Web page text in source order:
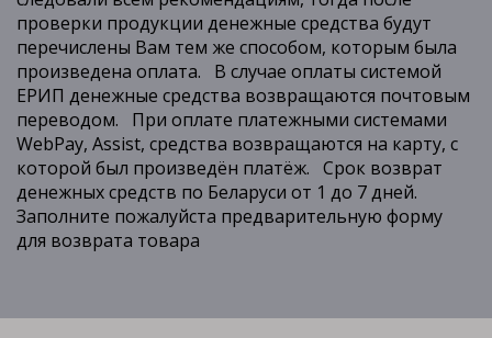
проверки продукции денежные средства будут
перечислены Вам тем же способом, которым была
произведена оплата. В случае оплаты системой
ЕРИП денежные средства возвращаются почтовым
переводом. При оплате платежными системами
WebPay, Assist, средства возвращаются на карту, с
которой был произведён платёж. Срок возврат
денежных средств по Беларуси от 1 до 7 дней.
Заполните пожалуйста предварительную форму
для возврата товара